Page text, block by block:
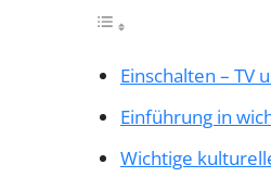
Einschalten – TV
Einführung in
Wichtige